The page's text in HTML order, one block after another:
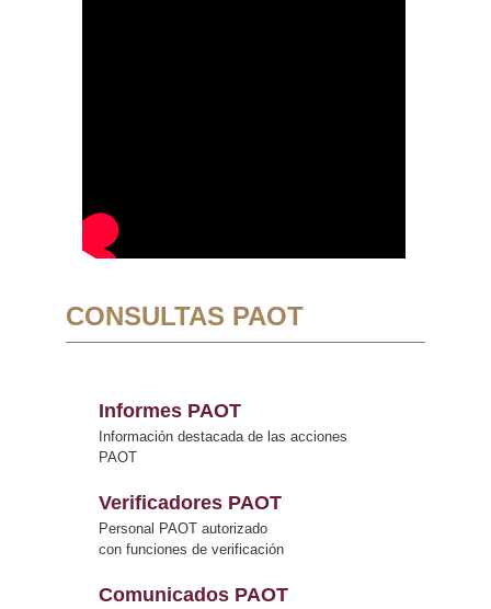
CONSULTAS PAOT
Informes PAOT
Información destacada de las acciones
PAOT
Verificadores PAOT
Personal PAOT autorizado
con funciones de verificación
Comunicados PAOT